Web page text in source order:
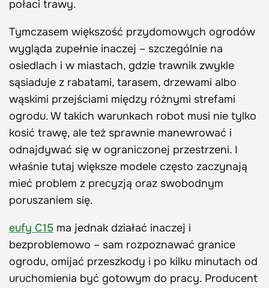
połaci trawy.
Tymczasem większość przydomowych ogrodów
wygląda zupełnie inaczej – szczególnie na
osiedlach i w miastach, gdzie trawnik zwykle
sąsiaduje z rabatami, tarasem, drzewami albo
wąskimi przejściami między różnymi strefami
ogrodu. W takich warunkach robot musi nie tylko
kosić trawę, ale też sprawnie manewrować i
odnajdywać się w ograniczonej przestrzeni. I
właśnie tutaj większe modele często zaczynają
mieć problem z precyzją oraz swobodnym
poruszaniem się.
eufy C15 ma jednak działać inaczej i
bezproblemowo – sam rozpoznawać granice
ogrodu, omijać przeszkody i po kilku minutach od
uruchomienia być gotowym do pracy. Producent